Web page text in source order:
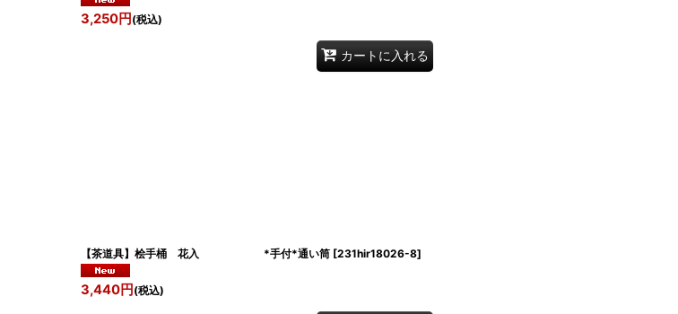
3,250円 (税込)
カートに入れる
【茶道具】桧手桶 花入 *手付*通い筒 [231hir18026-8]
3,440円 (税込)